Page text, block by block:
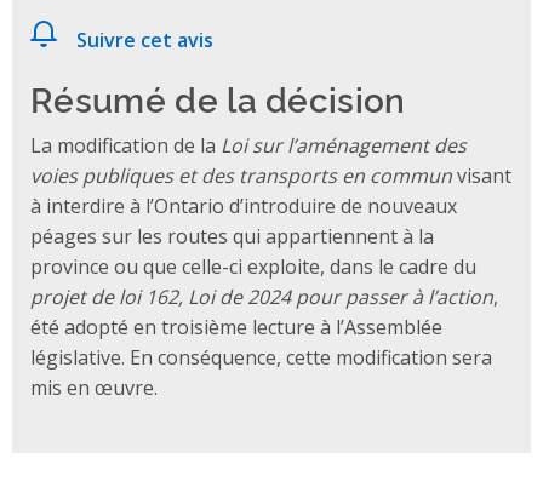
Suivre cet avis
Résumé de la décision
La modification de la Loi sur l’aménagement des
voies publiques et des transports en communvisant
à interdire à l’Ontario d’introduire de nouveaux
péages sur les routes qui appartiennent à la
province ou que celle-ci exploite, dans le cadre du
projet de loi 162, Loi de 2024 pour passer à l’action,
été adopté en troisième lecture à l’Assemblée
législative. En conséquence, cette modification sera
mis en œuvre.